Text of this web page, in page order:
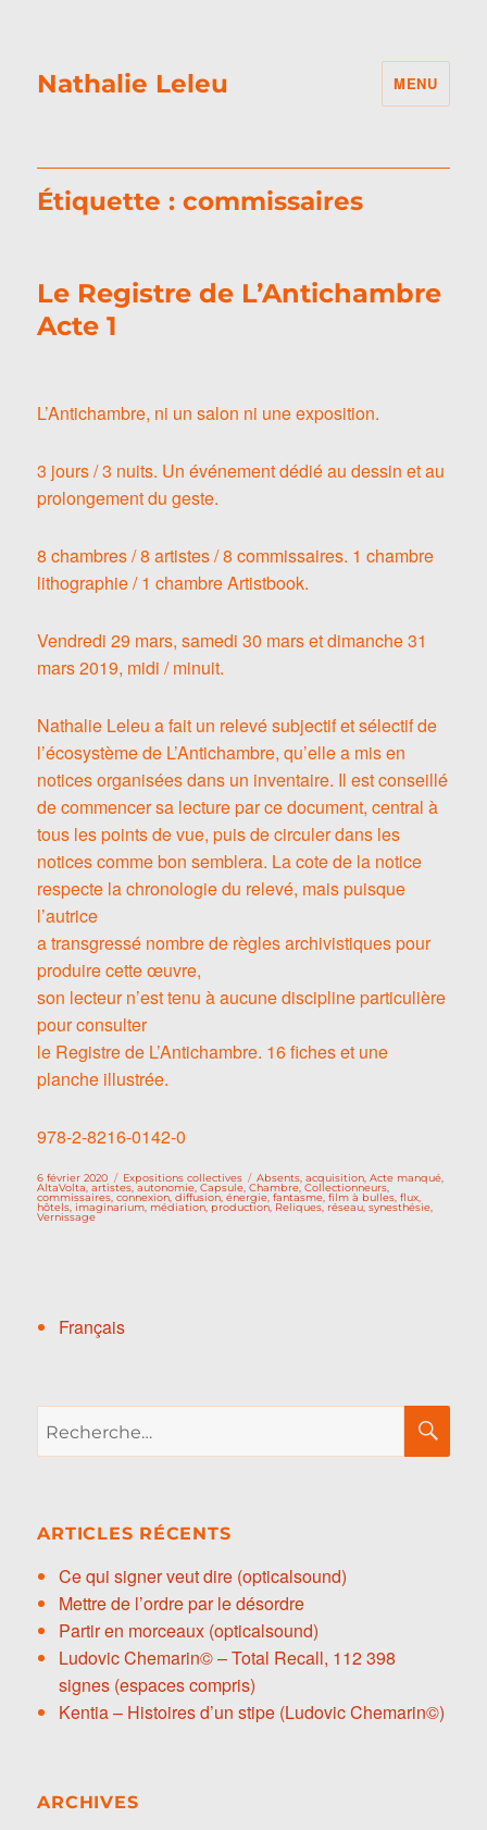
Nathalie Leleu MENU
Étiquette :commissaires
Le Registre de L’Antichambre
Acte 1
L’Antichambre, ni un salon ni une exposition.
3 jours / 3 nuits. Un événement dédié au dessin et au
prolongement du geste.
8 chambres / 8 artistes / 8 commissaires. 1 chambre
lithographie / 1 chambre Artistbook.
Vendredi 29 mars, samedi 30 mars et dimanche 31
mars 2019, midi / minuit.
Nathalie Leleu a fait un relevé subjectif et sélectif de
l’écosystème de L’Antichambre, qu’elle a mis en
notices organisées dans un inventaire. Il est conseillé
de commencer sa lecture par ce document, central à
tous les points de vue, puis de circuler dans les
notices comme bon semblera. La cote de la notice
respecte la chronologie du relevé, mais puisque
l’autrice
a transgressé nombre de règles archivistiques pour
produire cette œuvre,
son lecteur n’est tenu à aucune discipline particulière
pour consulter
le Registre de L’Antichambre. 16 fiches et une
planche illustrée.
978-2-8216-0142-0
Publié
le
6 février 2020 Catégories
Expositions collectives Étiquettes
Absents ,acquisition ,Acte manqué
AltaVolta ,artistes ,autonomie ,Capsule ,Chambre,Collectionneurs
commissaires ,connexion ,diffusion ,énergie ,fantasme ,film à bulles ,flux
hôtels imaginarium médiation production Reliques, réseau ,synesthésie
Vernissage
Français
pour :
ARTICLES RÉCENTS
Ce qui signer veut dire (opticalsound)
Mettre de l’ordre par le désordre
Partir en morceaux (opticalsound)
Ludovic Chemarin© – Total Recall, 112 398
signes (espaces compris)
Kentia – Histoires d’un stipe (Ludovic Chemarin©)
ARCHIVES